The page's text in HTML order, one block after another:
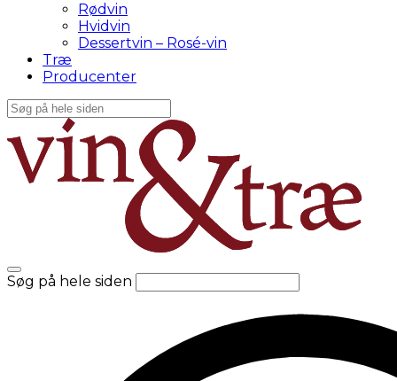
Rødvin
Hvidvin
Dessertvin – Rosé-vin
Træ
Producenter
Søg på hele siden